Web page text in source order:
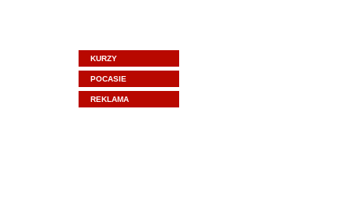
KURZY
POCASIE
REKLAMA